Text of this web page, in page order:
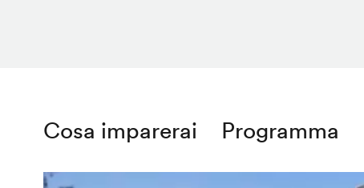
Cosa imparerai Programma